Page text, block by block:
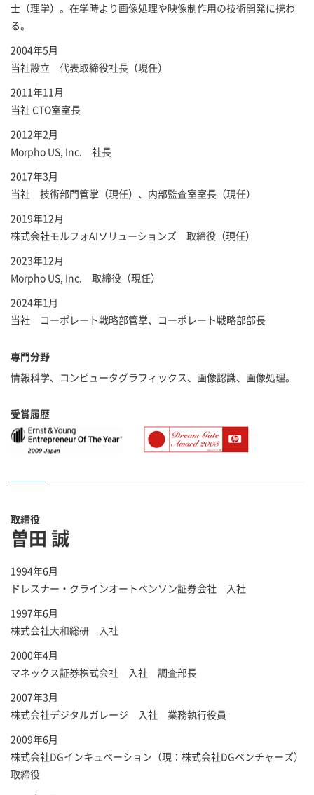
士（理学）。在学時より画像処理や映像制作用の技術開発に携わ
る。
2004年5月
当社設立 代表取締役社長（現任）
2011年11月
当社 CTO室室長
2012年2月
Morpho US, Inc. 社長
2017年3月
当社 技術部門管掌（現任）、内部監査室室長（現任）
2019年12月
株式会社モルフォAIソリューションズ 取締役（現任）
2023年12月
Morpho US, Inc. 取締役（現任）
2024年1月
当社 コーポレート戦略部管掌、コーポレート戦略部部長
専門分野
情報科学、コンピュータグラフィックス、画像認識、画像処理。
受賞履歴
取締役
曽田 誠
1994年6月
ドレスナー・クラインオートベンソン証券会社 入社
1997年6月
株式会社大和総研 入社
2000年4月
マネックス証券株式会社 入社 調査部長
2007年3月
株式会社デジタルガレージ 入社 業務執行役員
2009年6月
株式会社DGインキュベーション（現：株式会社DGベンチャーズ）
取締役